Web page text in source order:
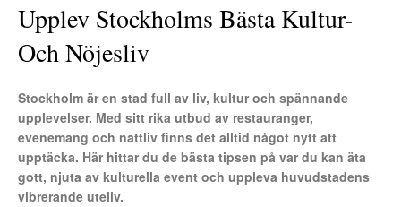
Upplev Stockholms Bästa Kultur-
Och Nöjesliv
Stockholm är en stad full av liv, kultur och spännande
upplevelser. Med sitt rika utbud av restauranger,
evenemang och nattliv finns det alltid något nytt att
upptäcka. Här hittar du de bästa tipsen på var du kan äta
gott, njuta av kulturella event och uppleva huvudstadens
vibrerande uteliv.